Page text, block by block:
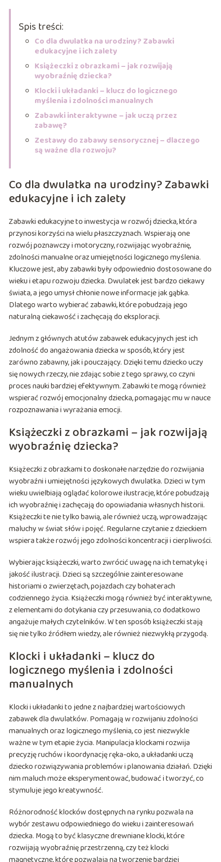
Spis treści:
Co dla dwulatka na urodziny? Zabawki
edukacyjne i ich zalety
Książeczki z obrazkami – jak rozwijają
wyobraźnię dziecka?
Klocki i układanki – klucz do logicznego
myślenia i zdolności manualnych
Zabawki interaktywne – jak uczą przez
zabawę?
Zestawy do zabawy sensorycznej – dlaczego
są ważne dla rozwoju?
Co dla dwulatka na urodziny? Zabawki
edukacyjne i ich zalety
Zabawki edukacyjne to inwestycja w rozwój dziecka, która
przynosi korzyści na wielu płaszczyznach. Wspierają one
rozwój poznawczy i motoryczny, rozwijając wyobraźnię,
zdolności manualne oraz umiejętności logicznego myślenia.
Kluczowe jest, aby zabawki były odpowiednio dostosowane do
wieku i etapu rozwoju dziecka. Dwulatek jest bardzo ciekawy
świata, a jego umysł chłonie nowe informacje jak gąbka.
Dlatego warto wybierać zabawki, które pobudzają jego
naturalną ciekawość i zachęcają do eksploracji.
Jednym z głównych atutów zabawek edukacyjnych jest ich
zdolność do angażowania dziecka w sposób, który jest
zarówno zabawny, jak i pouczający. Dzięki temu dziecko uczy
się nowych rzeczy, nie zdając sobie z tego sprawy, co czyni
proces nauki bardziej efektywnym. Zabawki te mogą również
wspierać rozwój emocjonalny dziecka, pomagając mu w nauce
rozpoznawania i wyrażania emocji.
Książeczki z obrazkami – jak rozwijają
wyobraźnię dziecka?
Książeczki z obrazkami to doskonałe narzędzie do rozwijania
wyobraźni i umiejętności językowych dwulatka. Dzieci w tym
wieku uwielbiają oglądać kolorowe ilustracje, które pobudzają
ich wyobraźnię i zachęcają do opowiadania własnych historii.
Książeczki te nie tylko bawią, ale również uczą, wprowadzając
maluchy w świat słów i pojęć. Regularne czytanie z dzieckiem
wspiera także rozwój jego zdolności koncentracji i cierpliwości.
Wybierając książeczki, warto zwrócić uwagę na ich tematykę i
jakość ilustracji. Dzieci są szczególnie zainteresowane
historiami o zwierzętach, pojazdach czy bohaterach
codziennego życia. Książeczki mogą również być interaktywne,
z elementami do dotykania czy przesuwania, co dodatkowo
angażuje małych czytelników. W ten sposób książeczki stają
się nie tylko źródłem wiedzy, ale również niezwykłą przygodą.
Klocki i układanki – klucz do
logicznego myślenia i zdolności
manualnych
Klocki i układanki to jedne z najbardziej wartościowych
zabawek dla dwulatków. Pomagają w rozwijaniu zdolności
manualnych oraz logicznego myślenia, co jest niezwykle
ważne w tym etapie życia. Manipulacja klockami rozwija
precyzję ruchów i koordynację ręka-oko, a układanki uczą
dziecko rozwiązywania problemów i planowania działań. Dzięki
nim maluch może eksperymentować, budować i tworzyć, co
stymuluje jego kreatywność.
Różnorodność klocków dostępnych na rynku pozwala na
wybór zestawu odpowiedniego do wieku i zainteresowań
dziecka. Mogą to być klasyczne drewniane klocki, które
rozwijają wyobraźnię przestrzenną, czy też klocki